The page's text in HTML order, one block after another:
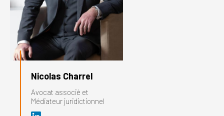
Nicolas Charrel
Avocat associé et
Médiateur juridictionnel